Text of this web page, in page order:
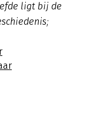
ligt bij de